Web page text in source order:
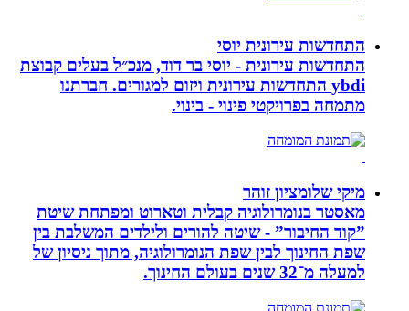
התחדשות עירונית יוסי
התחדשות עירונית - יוסי בר דוד, מנכ״ל בעלים קבוצת
ybdi התחדשות עירונית ויזום למגורים. חברתנו
מתמחה בפרויקטי פינוי - בינוי.
מיקי שלומציון זוהר
מאסטר בנומרולוגיה קבלית וטארוט ומפתחת שיטת
”קוד החיבור” - שיטה להורים ולילדים המשלבת בין
שפת החינוך לבין שפת הנומרולוגיה, מתוך ניסיון של
למעלה מ־32 שנים בעולם החינוך.